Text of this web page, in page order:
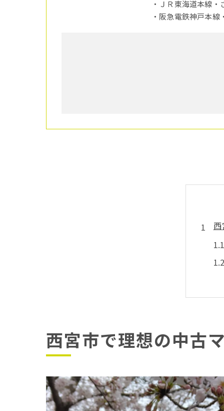
・ＪＲ東海道本線
・阪急電鉄神戸本
西宮市で理想の中古